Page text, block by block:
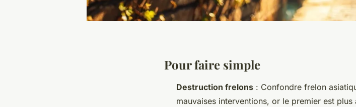
Pour faire simple
Destruction frelons : Confondre frelon
mauvaises interventions, or le premier est